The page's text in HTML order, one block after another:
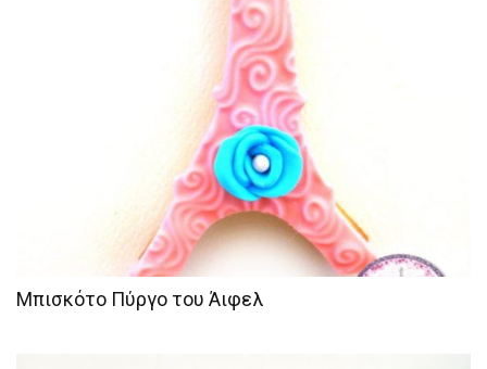
Μπισκότο Πύργο του Άιφελ